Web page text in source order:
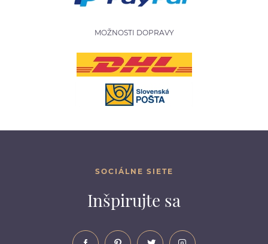
MOŽNOSTI DOPRAVY
SOCIÁLNE SIETE
Inšpirujte sa